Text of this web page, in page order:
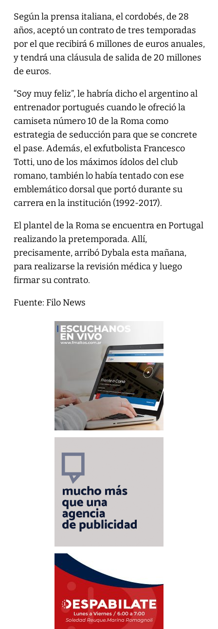
Según la prensa italiana, el cordobés, de 28
años, aceptó un contrato de tres temporadas
por el que recibirá 6 millones de euros anuales,
y tendrá una cláusula de salida de 20 millones
de euros.
“Soy muy feliz”, le habría dicho el argentino al
entrenador portugués cuando le ofreció la
camiseta número 10 de la Roma como
estrategia de seducción para que se concrete
el pase. Además, el exfutbolista Francesco
Totti, uno de los máximos ídolos del club
romano, también lo había tentado con ese
emblemático dorsal que portó durante su
carrera en la institución (1992-2017).
El plantel de la Roma se encuentra en Portugal
realizando la pretemporada. Allí,
precisamente, arribó Dybala esta mañana,
para realizarse la revisión médica y luego
firmar su contrato.
Fuente: Filo News